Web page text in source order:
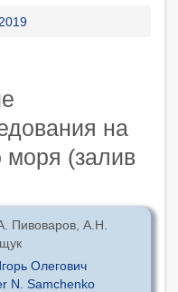
2019
на
(залив
Пивоваров, А.Н.
Олегович
N. Samchenko